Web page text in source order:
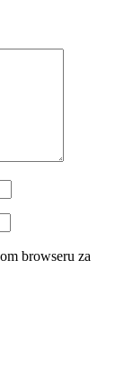
browseru za